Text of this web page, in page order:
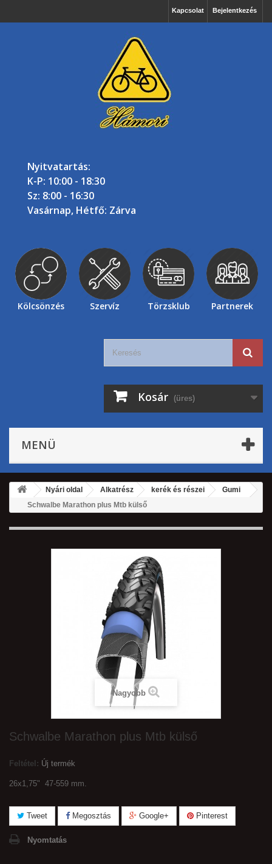
Bejelentkezés
Kapcsolat
Nyitvatartás:
K-P: 10:00 - 18:30
Sz: 8:00 - 16:30
Vasárnap, Hétfő: Zárva
Kölcsönzés Szervíz Törzsklub Partnerek
Kosár (üres)
MENÜ
Nyári oldal Alkatrész kerék és részei
Gumi
Schwalbe Marathon plus Mtb külső
Nagyobb
Schwalbe Marathon plus Mtb külső
Feltétel: Új termék
26x1,75" 47-559 mm.
Tweet Megosztás Google+ Pinterest
Nyomtatás